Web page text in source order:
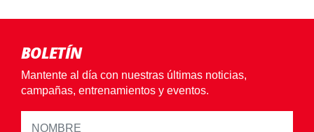
BOLETÍN
Mantente al día con nuestras últimas noticias,
campañas, entrenamientos y eventos.